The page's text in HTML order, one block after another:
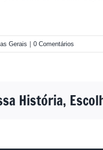
Gerais 0 Comentários
História,